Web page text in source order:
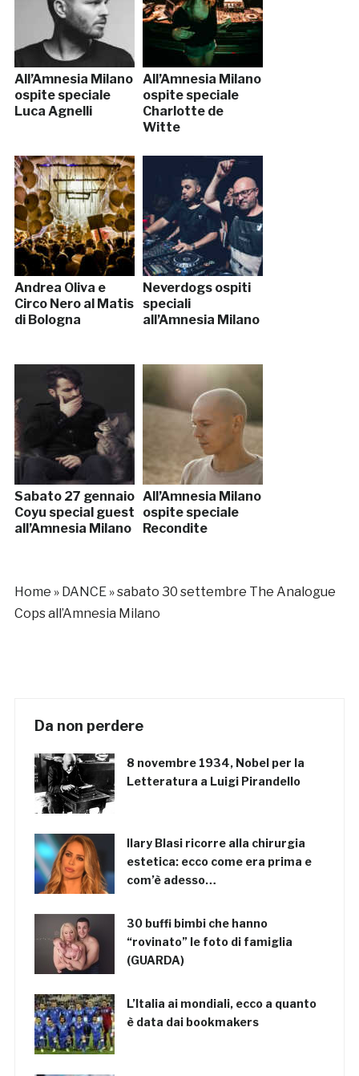
All’Amnesia Milano
ospite speciale
Luca Agnelli
All’Amnesia Milano
ospite speciale
Charlotte de
Witte
Andrea Oliva e
Circo Nero al Matis
di Bologna
Neverdogs ospiti
speciali
all’Amnesia Milano
Sabato 27 gennaio
Coyu special guest
all’Amnesia Milano
All’Amnesia Milano
ospite speciale
Recondite
Home » DANCE»sabato 30 settembre The Analogue
Cops all’Amnesia Milano
Da non perdere
8 novembre 1934, Nobel per la
Letteratura a Luigi Pirandello
Ilary Blasi ricorre alla chirurgia
estetica: ecco come era prima e
com’è adesso…
30 buffi bimbi che hanno
“rovinato” le foto di famiglia
(GUARDA)
L’Italia ai mondiali, ecco a quanto
è data dai bookmakers